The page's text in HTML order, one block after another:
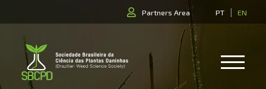
PT| EN
Partners Area